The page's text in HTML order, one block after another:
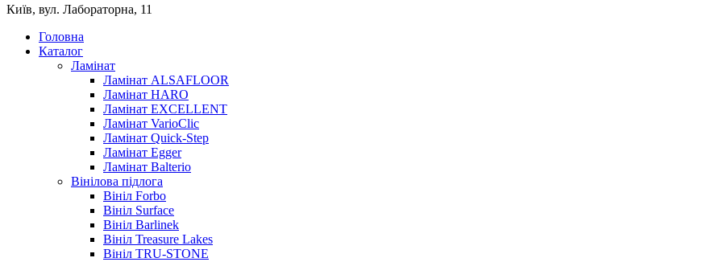
Київ, вул. Лабораторна, 11
Головна
Каталог
Ламінат
Ламінат ALSAFLOOR
Ламінат HARO
Ламінат EXCELLENT
Ламінат VarioClic
Ламінат Quick-Step
Ламінат Egger
Ламінат Balterio
Вінілова підлога
Вініл Forbo
Вініл Surface
Вініл Barlinek
Вініл Treasure Lakes
Вініл TRU-STONE